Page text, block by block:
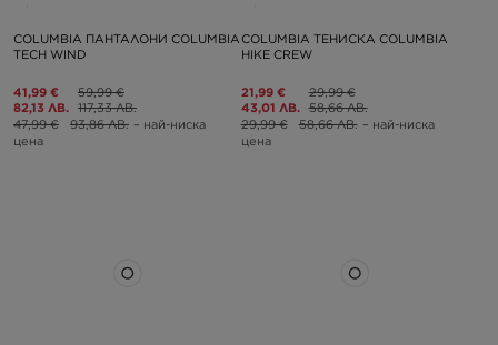
COLUMBIA ПАНТАЛОНИ COLUMBIA
TECH WIND
41,99 €
82,13 ЛВ.
59,99 €
117,33 ЛВ.
47,99 €
93,86 ЛВ. – най-ниска
цена
COLUMBIA ТЕНИСКА COLUMBIA
HIKE CREW
21,99 €
43,01 ЛВ.
29,99 €
58,66 ЛВ.
29,99 €
58,66 ЛВ. – най-ниска
цена